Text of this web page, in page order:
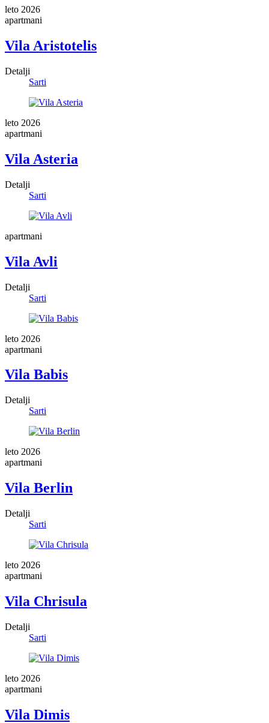
leto 2026
apartmani
Vila Aristotelis
Detalji
Sarti
leto 2026
apartmani
Vila Asteria
Detalji
Sarti
apartmani
Vila Avli
Detalji
Sarti
leto 2026
apartmani
Vila Babis
Detalji
Sarti
leto 2026
apartmani
Vila Berlin
Detalji
Sarti
leto 2026
apartmani
Vila Chrisula
Detalji
Sarti
leto 2026
apartmani
Vila Dimis